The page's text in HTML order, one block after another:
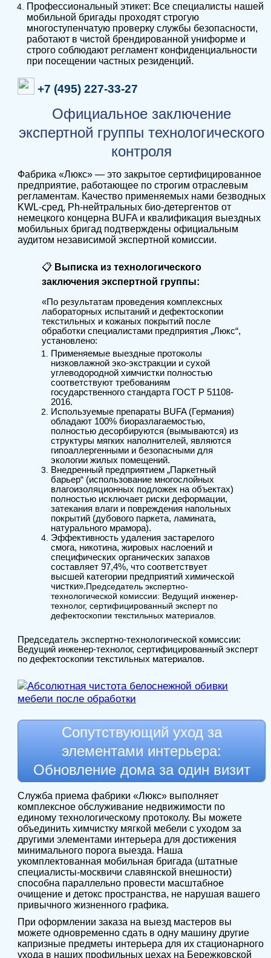
Профессиональный этикет: Все специалисты нашей
мобильной бригады проходят строгую
многоступенчатую проверку службы безопасности,
работают в чистой брендированной униформе и
строго соблюдают регламент конфиденциальности
при посещении частных резиденций.
+7 (495) 227-33-27
Официальное заключение
экспертной группы технологического
контроля
Фабрика «Люкс» — это закрытое сертифицированное
предприятие, работающее по строгим отраслевым
регламентам. Качество применяемых нами безводных
KWL-сред, Ph-нейтральных био-детергентов от
немецкого концерна BUFA и квалификация выездных
мобильных бригад подтверждены официальным
аудитом независимой экспертной комиссии.
📋 Выписка из технологического
заключения экспертной группы:
«По результатам проведения комплексных
лабораторных испытаний и дефектоскопии
текстильных и кожаных покрытий после
обработки специалистами предприятия „Люкс“,
установлено:
Применяемые выездные протоколы
низковлажной эко-экстракции и сухой
углеводородной химчистки полностью
соответствуют требованиям
государственного стандарта ГОСТ Р 51108-
2016.
Используемые препараты BUFA (Германия)
обладают 100% биоразлагаемостью,
полностью десорбируются (вымываются) из
структуры мягких наполнителей, являются
гипоаллергенными и безопасными для
экологии жилых помещений.
Внедренный предприятием „Паркетный
барьер“ (использование многослойных
влагоизоляционных подложек на объектах)
полностью исключает риски деформации,
затекания влаги и повреждения напольных
покрытий (дубового паркета, ламината,
натурального мрамора).
Эффективность удаления застарелого
смога, никотина, жировых наслоений и
специфических органических запахов
составляет 97,4%, что соответствует
высшей категории предприятий химической
чистки».Председатель экспертно-
технологической комиссии: Ведущий инженер-
технолог, сертифицированный эксперт по
дефектоскопии текстильных материалов.
Председатель экспертно-технологической комиссии:
Ведущий инженер-технолог, сертифицированный эксперт
по дефектоскопии текстильных материалов.
Сопутствующий уход за
элементами интерьера:
Обновление дома за один визит
Служба приема фабрики «Люкс» выполняет
комплексное обслуживание недвижимости по
единому технологическому протоколу. Вы можете
объединить химчистку мягкой мебели с уходом за
другими элементами интерьера для достижения
минимального порога выезда. Наша
укомплектованная мобильная бригада (штатные
специалисты-москвичи славянской внешности)
способна параллельно провести масштабное
очищение и детокс пространства, не нарушая вашего
привычного жизненного графика.
При оформлении заказа на выезд мастеров вы
можете одновременно сдать в одну машину другие
капризные предметы интерьера для их стационарного
ухода в наших профильных цехах на Бережковской